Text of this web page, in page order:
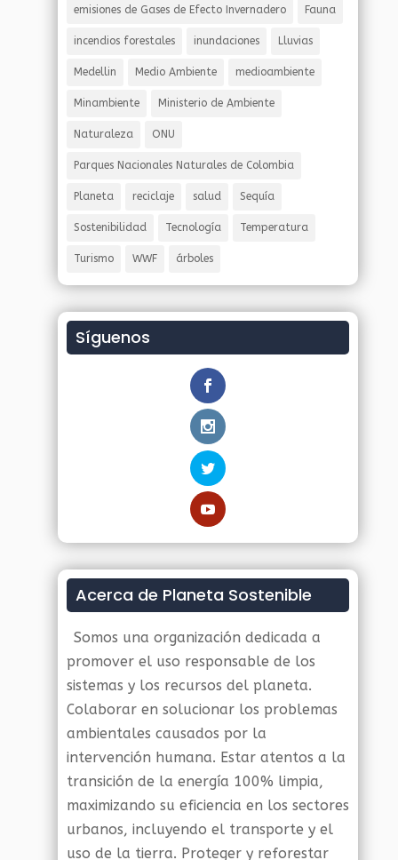
emisiones de Gases de Efecto Invernadero Fauna
incendios forestales inundaciones Lluvias
Medellin Medio Ambiente medioambiente
Minambiente Ministerio de Ambiente
Naturaleza ONU
Parques Nacionales Naturales de Colombia
Planeta reciclaje salud Sequía
Sostenibilidad Tecnología Temperatura
Turismo WWF árboles
Síguenos
Acerca de Planeta Sostenible
Somos una organización dedicada a
promover el uso responsable de los
sistemas y los recursos del planeta.
Colaborar en solucionar los problemas
ambientales causados por la
intervención humana. Estar atentos a la
transición de la energía 100% limpia,
maximizando su eficiencia en los sectores
urbanos, incluyendo el transporte y el
uso de la tierra. Proteger y reforestar